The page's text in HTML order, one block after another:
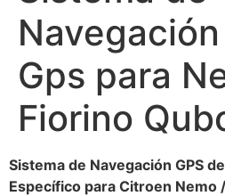
Gps para
Fiorino
Sistema de Navegación GPS
Específico para Citroen Nemo